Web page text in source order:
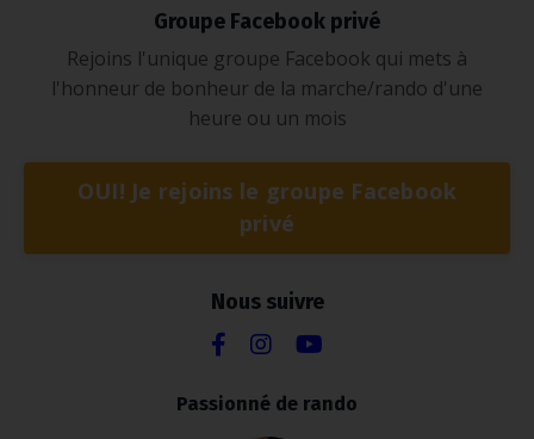
Groupe Facebook privé
Rejoins l'unique groupe Facebook qui mets à
l'honneur de bonheur de la marche/rando d'une
heure ou un mois
OUI! Je rejoins le groupe Facebook
privé
Nous suivre
Passionné de rando